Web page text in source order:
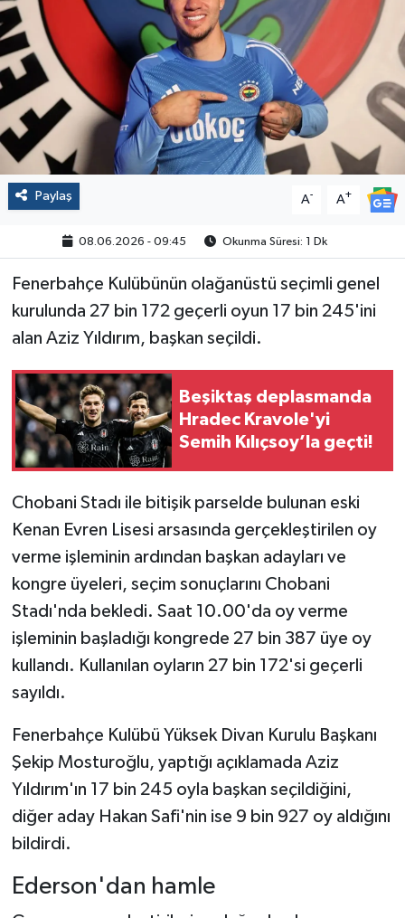
Paylaş A- A+
08.06.2026 - 09:45 Okunma Süresi: 1 Dk
Fenerbahçe Kulübünün olağanüstü seçimli genel
kurulunda 27 bin 172 geçerli oyun 17 bin 245'ini
alan Aziz Yıldırım, başkan seçildi.
Beşiktaş deplasmanda
Hradec Kravole'yi
Semih Kılıçsoy’la geçti!
Chobani Stadı ile bitişik parselde bulunan eski
Kenan Evren Lisesi arsasında gerçekleştirilen oy
verme işleminin ardından başkan adayları ve
kongre üyeleri, seçim sonuçlarını Chobani
Stadı'nda bekledi. Saat 10.00'da oy verme
işleminin başladığı kongrede 27 bin 387 üye oy
kullandı. Kullanılan oyların 27 bin 172'si geçerli
sayıldı.
Fenerbahçe Kulübü Yüksek Divan Kurulu Başkanı
Şekip Mosturoğlu, yaptığı açıklamada Aziz
Yıldırım'ın 17 bin 245 oyla başkan seçildiğini,
diğer aday Hakan Safi'nin ise 9 bin 927 oy aldığını
bildirdi.
Ederson'dan hamle
Sağlık
Spor
Yaşam
Çalışma Hayatı
Kadın
Yurt
2024 Seçim Sonuçları